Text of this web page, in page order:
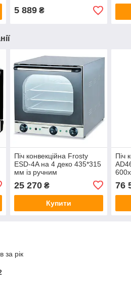
5 889₴
Піч конвекційна Frosty
ESD-4A на 4 деко 435*315
мм із ручним
25 270₴
Купити
Піч
76
за рік